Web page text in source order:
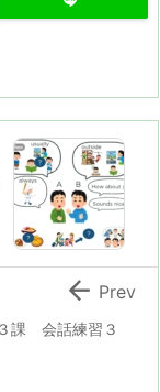
課 会話練習３
 Prev